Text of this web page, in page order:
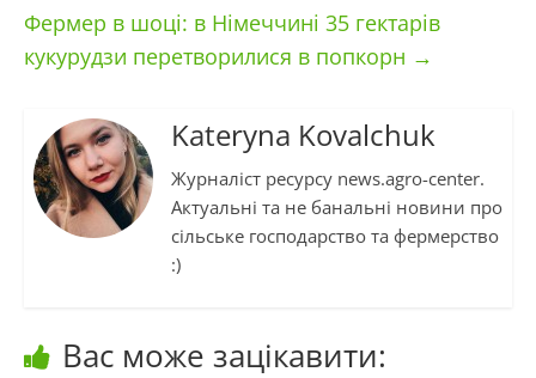
Фермер в шоці: в Німеччині 35 гектарів
кукурудзи перетворилися в попкорн →
Kateryna Kovalchuk
Журналіст ресурсу news.agro-center.
Актуальні та не банальні новини про
сільське господарство та фермерство
:)
Вас може зацікавити: